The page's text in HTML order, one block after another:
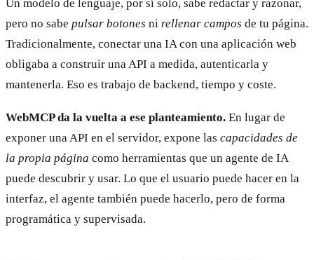
Un modelo de lenguaje, por sí solo, sabe redactar y razonar,
pero no sabe pulsar botones ni rellenar campos de tu página.
Tradicionalmente, conectar una IA con una aplicación web
obligaba a construir una API a medida, autenticarla y
mantenerla. Eso es trabajo de backend, tiempo y coste.
WebMCP da la vuelta a ese planteamiento. En lugar de
exponer una API en el servidor, expone las capacidades de
la propia página como herramientas que un agente de IA
puede descubrir y usar. Lo que el usuario puede hacer en la
interfaz, el agente también puede hacerlo, pero de forma
programática y supervisada.